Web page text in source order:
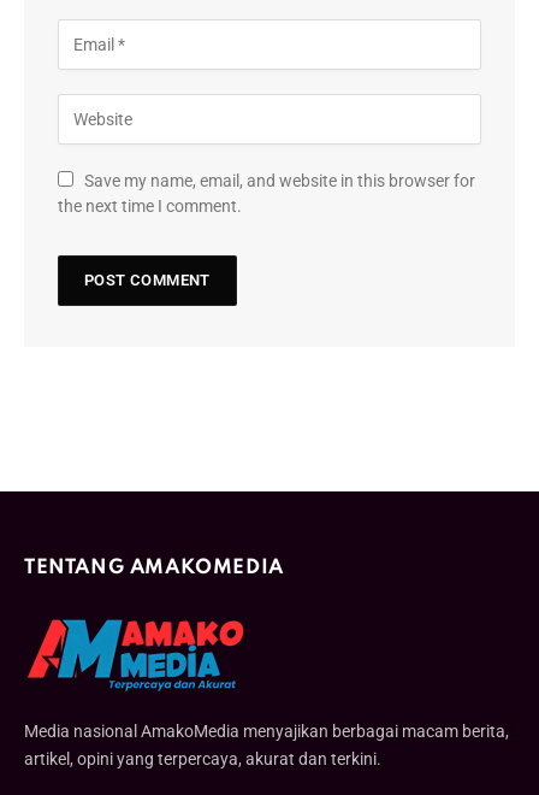
Save my name, email, and website in this browser for
the next time I comment.
TENTANG AMAKOMEDIA
Media nasional AmakoMedia menyajikan berbagai macam berita,
artikel, opini yang terpercaya, akurat dan terkini.